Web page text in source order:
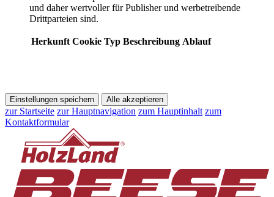
und daher wertvoller für Publisher und werbetreibende
Drittparteien sind.
Herkunft Cookie Typ Beschreibung Ablauf
Einstellungen speichern Alle akzeptieren
zur Startseite zur Hauptnavigation zum Hauptinhalt zum
Kontaktformular